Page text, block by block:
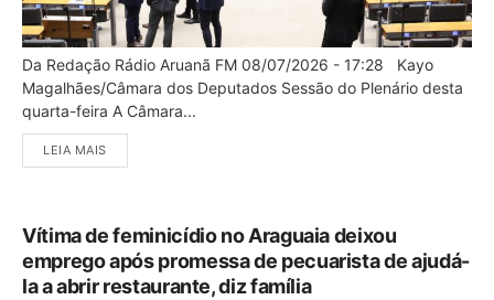
Da Redação Rádio Aruanã FM 08/07/2026 - 17:28 Kayo
Magalhães/Câmara dos Deputados Sessão do Plenário desta
quarta-feira A Câmara...
LEIA MAIS
Vítima de feminicídio no Araguaia deixou
emprego após promessa de pecuarista de ajudá-
la a abrir restaurante, diz família